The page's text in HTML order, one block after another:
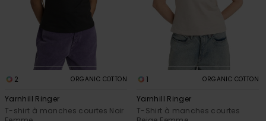
2 ORGANIC COTTON
Yarnhill Ringer
T-shirt à manches courtes Noir
1 ORGANIC COTTON
Yarnhill Ringer
T-Shirt à manches courtes